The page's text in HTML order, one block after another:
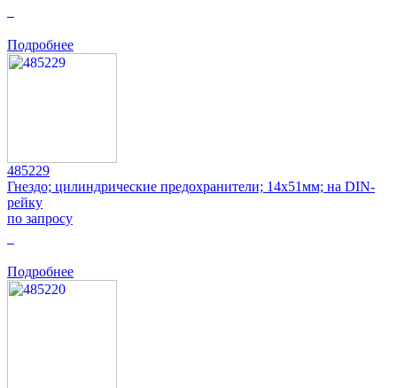
Подробнее
485229
Гнездо; цилиндрические предохранители; 14x51мм; на DIN-
рейку
по запросу
Подробнее